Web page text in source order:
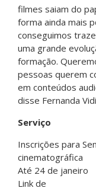
filmes saiam do
forma ainda mais
conseguimos
uma grande
formação.
pessoas querem
em conteúdos
disse Fernanda
Serviço
Inscrições para
cinematográfica
Até 24 de janeiro
Link de